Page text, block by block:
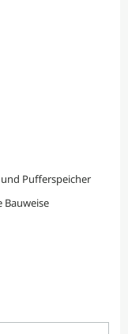
Pufferspeicher